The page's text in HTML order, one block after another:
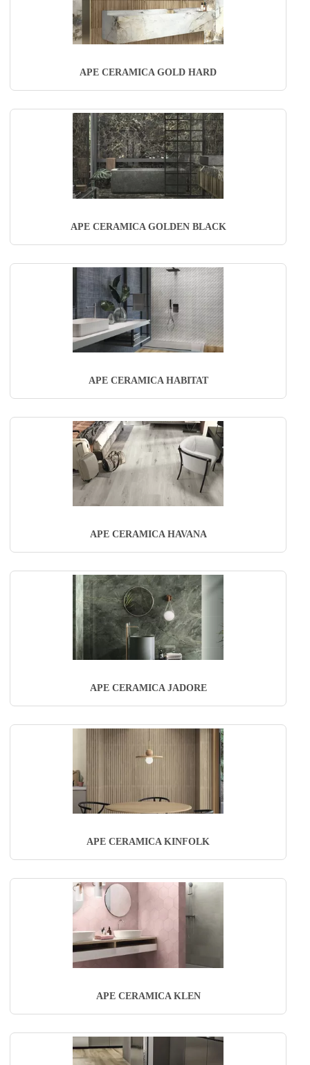
APE CERAMICA GOLD HARD
APE CERAMICA GOLDEN BLACK
APE CERAMICA HABITAT
APE CERAMICA HAVANA
APE CERAMICA JADORE
APE CERAMICA KINFOLK
APE CERAMICA KLEN